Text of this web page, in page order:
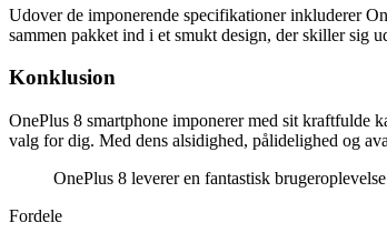
Udover de imponerende specifikationer inkluderer
sammen pakket ind i et smukt design, der skiller sig
Konklusion
OnePlus 8 smartphone imponerer med sit kraftfulde
valg for dig. Med dens alsidighed, pålidelighed og
OnePlus 8 leverer en fantastisk
Fordele